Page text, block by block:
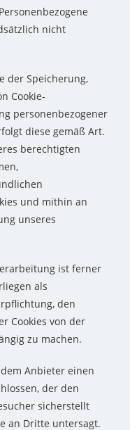
nicht
der Speicherung,
Cookie-
personenbezogener
diese gemäß Art.
berechtigten
und mithin an
unseres
ist ferner
als
den
Cookies von der
zu machen.
Anbieter einen
der den
sicherstellt
an Dritte untersagt.